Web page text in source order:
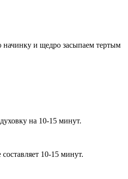
и щедро засыпаем тертым
на 10-15 минут.
10-15 минут.